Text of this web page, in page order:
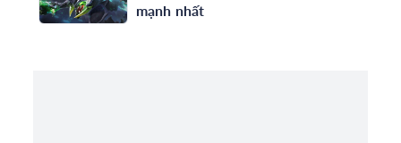
mạnh nhất